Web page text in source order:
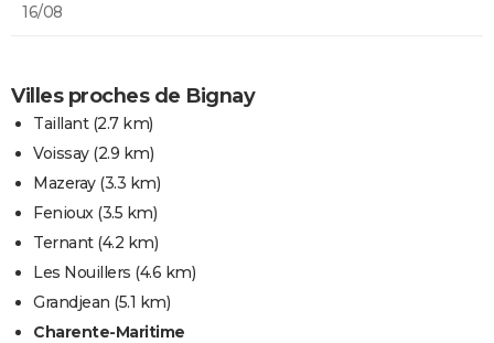
16/08
Villes proches de Bignay
Taillant(2.7 km)
Voissay(2.9 km)
Mazeray(3.3 km)
Fenioux(3.5 km)
Ternant(4.2 km)
Les Nouillers (4.6 km)
Grandjean (5.1 km)
Charente-Maritime